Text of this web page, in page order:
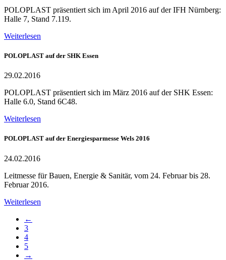
POLOPLAST präsentiert sich im April 2016 auf der IFH Nürnberg:
Halle 7, Stand 7.119.
Weiterlesen
POLOPLAST auf der SHK Essen
29.02.2016
POLOPLAST präsentiert sich im März 2016 auf der SHK Essen:
Halle 6.0, Stand 6C48.
Weiterlesen
POLOPLAST auf der Energiesparmesse Wels 2016
24.02.2016
Leitmesse für Bauen, Energie & Sanitär, vom 24. Februar bis 28.
Februar 2016.
Weiterlesen
←
3
4
5
→